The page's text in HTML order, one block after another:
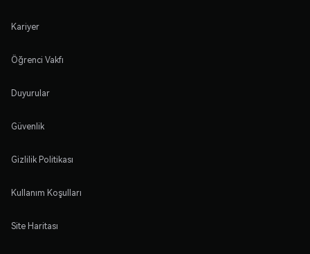
Kariyer
Öğrenci Vakfı
Duyurular
Güvenlik
Gizlilik Politikası
Kullanım Koşulları
Site Haritası